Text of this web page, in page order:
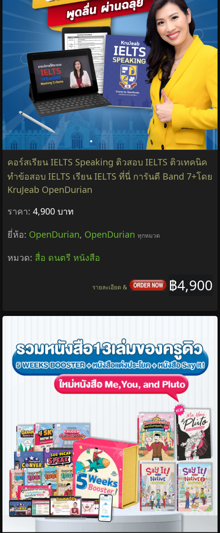
คอร์สเรียน IELTS Speaking ติวสอบ IELTS ติวเทคนิค
ทำข้อสอบ IELTS เรียน IELTS ที่นี่ การันตี Band 7+โดย
KruJeab OpenDurian
ราคา: 4,900 บาท
ยี่ห้อ: OpenDurian, OpenDurian ทุกหมวด
หมวด: สื่อ ดนตรี หนังสือ
฿4,900
รายละเอียด &